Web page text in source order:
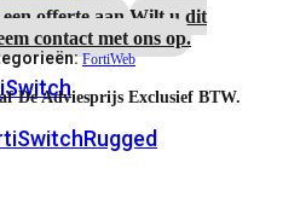
offerte aan.Wilt u dit
contact met ons op.
FortiWeb
De Adviesprijs Exclusief BTW.